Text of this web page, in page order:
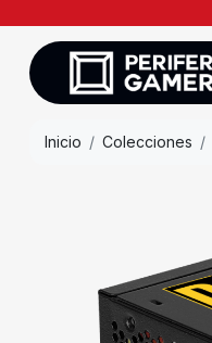
Inicio Colecciones